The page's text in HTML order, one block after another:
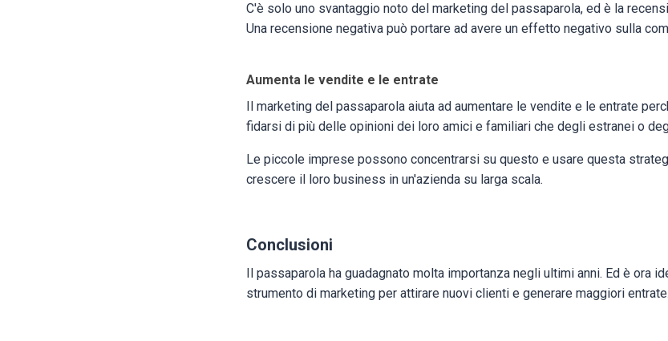
C'è solo uno svantaggio noto del marketing del passaparola, ed è la
Una recensione negativa può portare ad avere un effetto negativo sulla
Aumenta le vendite e le entrate
Il marketing del passaparola aiuta ad aumentare le vendite e le entrate
fidarsi di più delle opinioni dei loro amici e familiari che degli estranei o
Le piccole imprese possono concentrarsi su questo e usare questa
crescere il loro business in un'azienda su larga scala.
Conclusioni
Il passaparola ha guadagnato molta importanza negli ultimi anni. Ed è ora
strumento di marketing per attirare nuovi clienti e generare maggiori entrate.